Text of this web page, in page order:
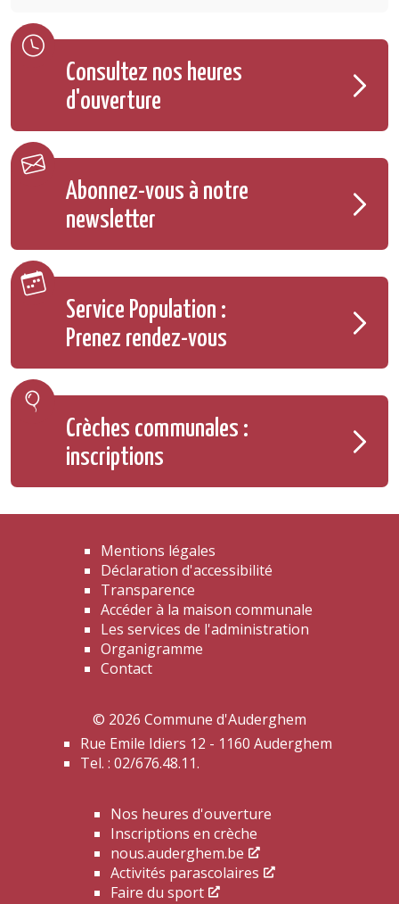
Consultez nos heures
d'ouverture
Abonnez-vous à notre
newsletter
Service Population :
Prenez rendez-vous
Crèches communales :
inscriptions
Mentions légales
Déclaration d'accessibilité
Transparence
Accéder à la maison communale
Les services de l'administration
Organigramme
Contact
© 2026 Commune d'Auderghem
Rue Emile Idiers 12 - 1160 Auderghem
Tel. : 02/676.48.11.
Nos heures d'ouverture
Inscriptions en crèche
nous.auderghem.be
Activités parascolaires
Faire du sport